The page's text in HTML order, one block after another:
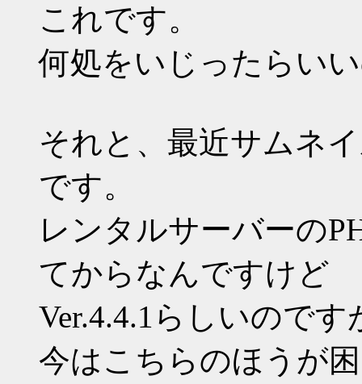
これです。
何処をいじったらい
それと、最近サムネ
です。
レンタルサーバーの
てからなんですけど
Ver.4.4.1らしいのです
今はこちらのほうが